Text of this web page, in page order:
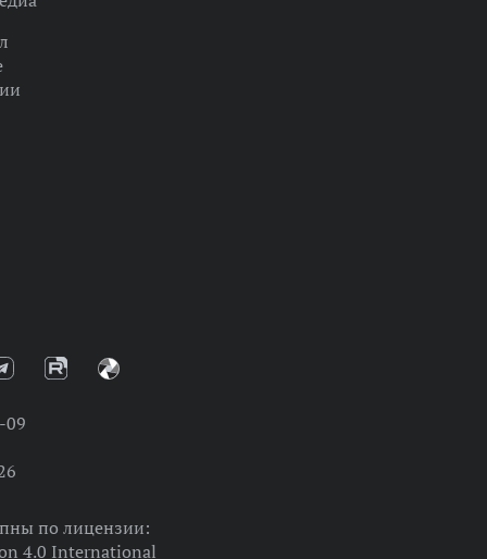
09
по лицензии:
4.0 International